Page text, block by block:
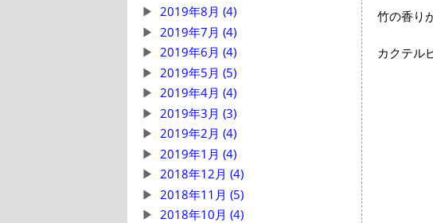
2019年8月 (4)
2019年7月 (4)
2019年6月 (4)
2019年5月 (5)
2019年4月 (4)
2019年3月 (3)
2019年2月 (4)
2019年1月 (4)
2018年12月 (4)
2018年11月 (5)
2018年10月 (4)
竹の香り
カクテル